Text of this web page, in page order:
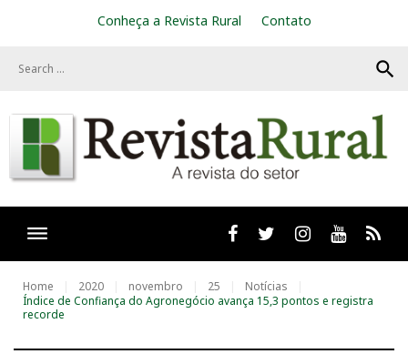
Conheça a Revista Rural Contato
search
Facebooktwitter Instagram
Youtube
Home 2020 novembro 25
Notícias
Índice de Confiança do Agronegócio avança 15,3 pontos e registra
recorde